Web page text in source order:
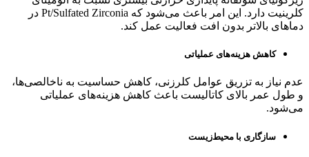
کلرینیت دارد. این امر باعث می‌شود که Pt/Sulfated Zirconia در
دماهای بالاتر بدون افت فعالیت عمل کند.
کاهش هزینه‌های عملیاتی
عدم نیاز به تزریق عوامل کلرزنی، کاهش حساسیت به ناخالصی‌ها،
و طول عمر بالای کاتالیست باعث کاهش هزینه‌های عملیاتی
می‌شود.
سازگاری با محیط‌زیست